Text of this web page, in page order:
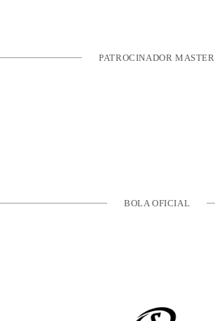
PATROCINADOR MASTER
BOLA OFICIAL